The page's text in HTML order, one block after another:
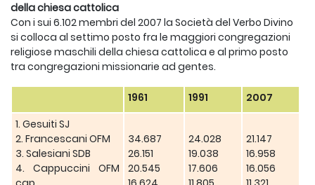
della chiesa cattolica
Con i sui 6.102 membri del 2007 la Società del Verbo Divino
si colloca al settimo posto fra le maggiori congregazioni
religiose maschili della chiesa cattolica e al primo posto
tra congregazioni missionarie ad gentes.
1961 1991
2007
1. Gesuiti SJ
2. Francescani OFM
3. Salesiani SDB
4. Cappuccini OFM
34.687
26.151
20.545
24.028
19.038
17.606
21.147
16.958
16.056